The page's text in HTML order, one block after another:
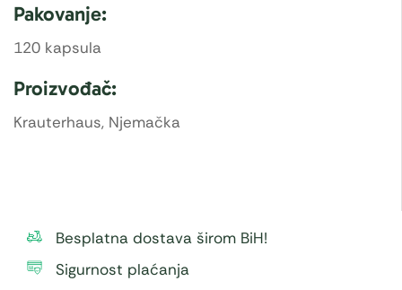
Pakovanje:
120 kapsula
Proizvođač:
Krauterhaus, Njemačka
Besplatna dostava širom BiH!
Sigurnost plaćanja